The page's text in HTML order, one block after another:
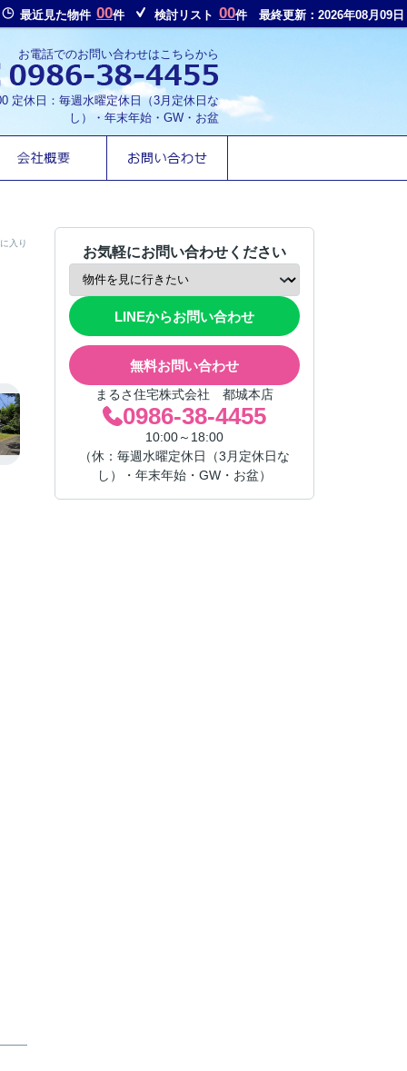
最近見た物件 00件 検討リスト 00件 最終更新：2026年08月09日
お電話でのお問い合わせはこちらから
定休日：毎週水曜定休日（3月定休日な
し）・年末年始・GW・お盆
入り
お気軽にお問い合わせください
LINEからお問い合わせ
無料お問い合わせ
まるさ住宅株式会社 都城本店
0986-38-4455
10:00～18:00
（休：毎週水曜定休日（3月定休日な
し）・年末年始・GW・お盆）